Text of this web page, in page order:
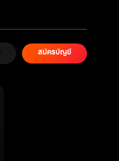
สมัครบัญชี